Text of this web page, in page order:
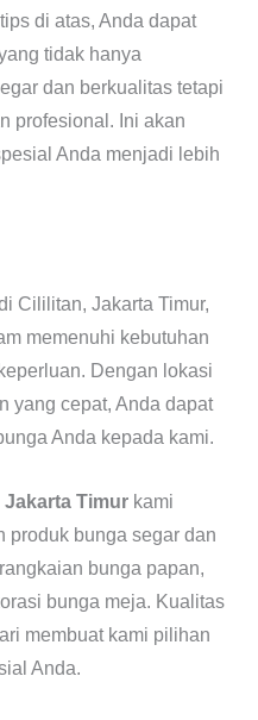
di atas, Anda dapat
tidak hanya
dan berkualitas tetapi
profesional. Ini akan
Anda menjadi lebih
Cililitan, Jakarta Timur,
memenuhi kebutuhan
Dengan lokasi
yang cepat, Anda dapat
Anda kepada kami.
Timurkami
produk bunga segar dan
bunga papan,
bunga meja. Kualitas
membuat kami pilihan
Anda.